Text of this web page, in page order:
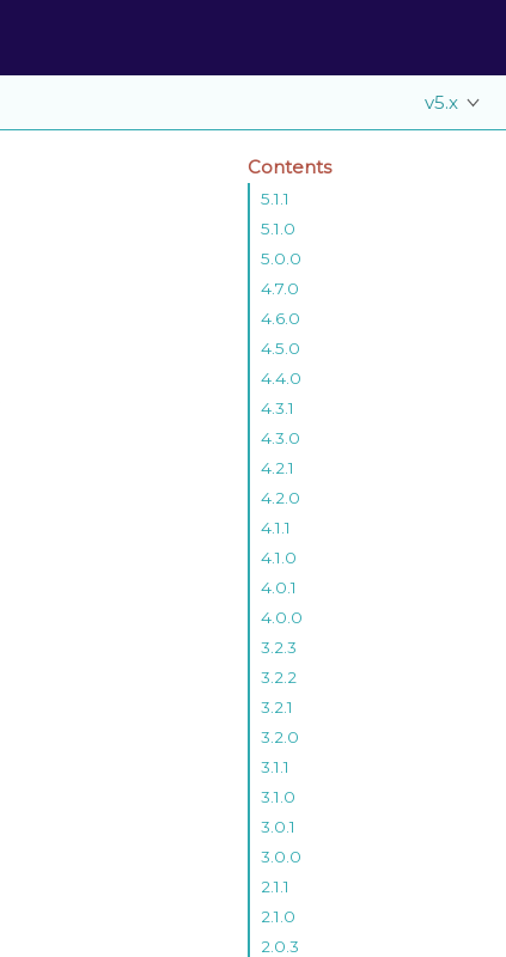
v5.x
Contents
5.1.1
5.1.0
5.0.0
4.7.0
4.6.0
4.5.0
4.4.0
4.3.1
4.3.0
4.2.1
4.2.0
4.1.1
4.1.0
4.0.1
4.0.0
3.2.3
3.2.2
3.2.1
3.2.0
3.1.1
3.1.0
3.0.1
3.0.0
2.1.1
2.1.0
2.0.3